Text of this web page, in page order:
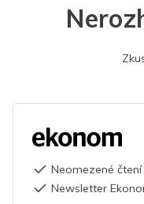
Neomezené
Newsletter